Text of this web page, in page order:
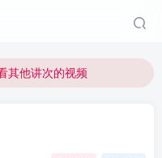
其他讲次的视频
重置即可